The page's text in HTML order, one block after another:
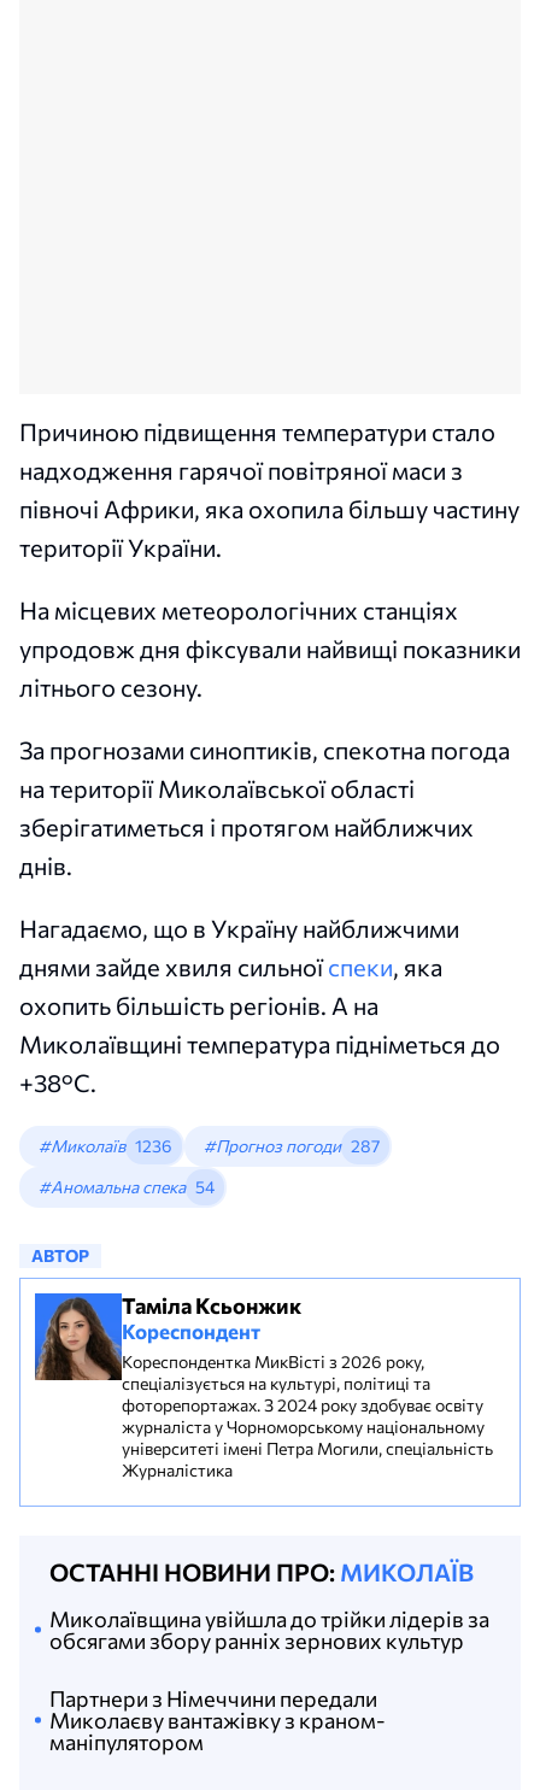
Причиною підвищення температури стало
надходження гарячої повітряної маси з
півночі Африки, яка охопила більшу частину
території України.
На місцевих метеорологічних станціях
упродовж дня фіксували найвищі показники
літнього сезону.
За прогнозами синоптиків, спекотна погода
на території Миколаївської області
зберігатиметься і протягом найближчих
днів.
Нагадаємо, що в Україну найближчими
днями зайде хвиля сильноїспеки, яка
охопить більшість регіонів. А на
Миколаївщині температура підніметься до
+38°C.
#Миколаїв 1236 #Прогноз погоди 287
#Аномальна спека 54
АВТОР
Таміла Ксьонжик
Кореспондент
Кореспондентка МикВісті з 2026 року,
спеціалізується на культурі, політиці та
фоторепортажах. З 2024 року здобуває освіту
журналіста у Чорноморському національному
університеті імені Петра Могили, спеціальність
Журналістика
ОСТАННІ НОВИНИ ПРО: МИКОЛАЇВ
Партнери з Німеччини передали
Миколаєву вантажівку з краном-
маніпулятором
Миколаївщина увійшла до трійки лідерів за
обсягами збору ранніх зернових культур